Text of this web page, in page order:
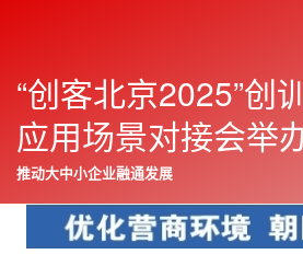
朝阳报
2025年12月03日
“创客北京2025”创
应用场景对接会举
推动大中小企业融通发展
上一篇